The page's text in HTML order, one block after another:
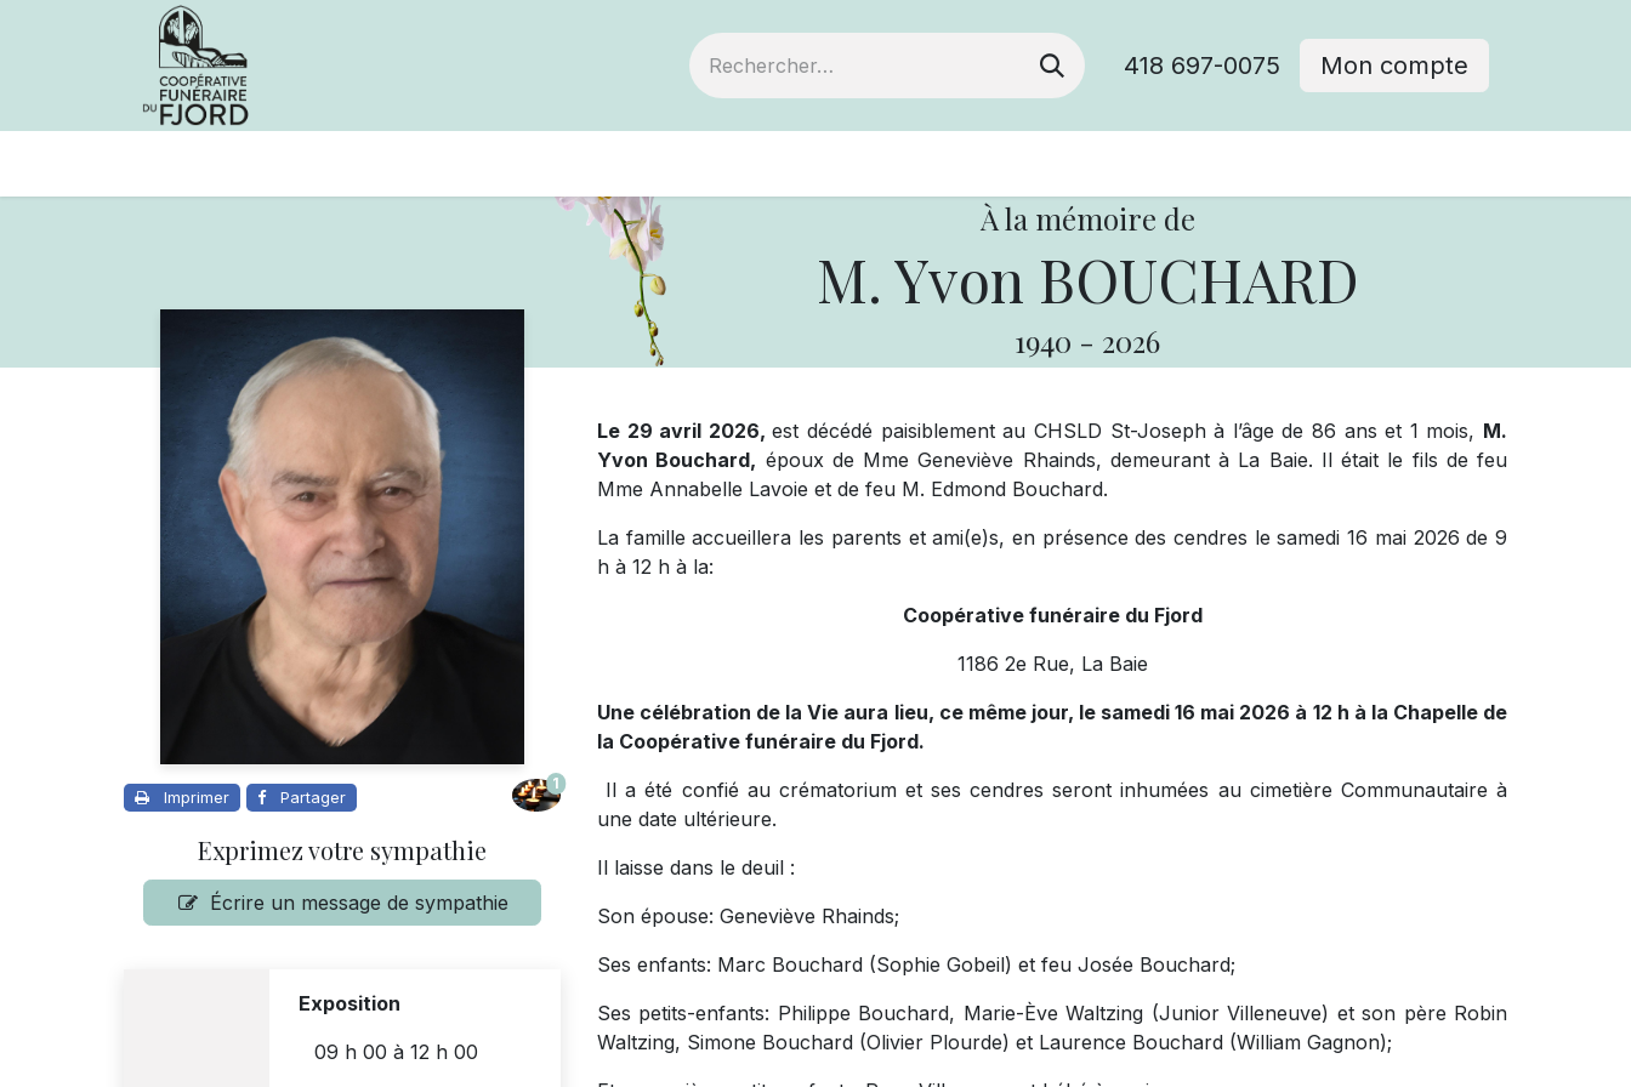
418 697-0075 Mon compte
À la mémoire de
M. Yvon BOUCHARD
1940 - 2026
Imprimer Partager
1
Exprimez votre sympathie
Écrire un message de sympathie
Exposition
09 h 00 à 12 h 00
Le 29 avril 2026,est décédé paisiblement au CHSLD St-Joseph à l’âge de 86 ans et 1 mois, M.
Yvon Bouchard, époux de Mme Geneviève Rhainds, demeurant à La Baie. Il était le fils de feu
Mme Annabelle Lavoie et de feu M. Edmond Bouchard.
La famille accueillera les parents et ami(e)s, en présence des cendres le samedi 16 mai 2026 de 9
h à 12 h à la:
Coopérative funéraire du Fjord
1186 2e Rue, La Baie
Une célébration de la Vie aura lieu, ce même jour, le samedi 16 mai 2026 à 12 h à la Chapelle de
la Coopérative funéraire du Fjord.
Il a été confié au crématorium et ses cendres seront inhumées au cimetière Communautaire à
une date ultérieure.
Il laisse dans le deuil :
Son épouse: Geneviève Rhainds;
Ses enfants: Marc Bouchard (Sophie Gobeil) et feu Josée Bouchard;
Ses petits-enfants: Philippe Bouchard, Marie-Ève Waltzing (Junior Villeneuve) et son père Robin
Waltzing, Simone Bouchard (Olivier Plourde) et Laurence Bouchard (William Gagnon);